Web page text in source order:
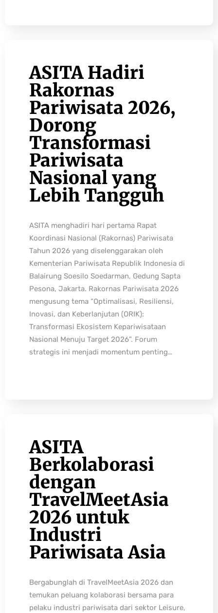
ASITA Hadiri
Rakornas
Pariwisata 2026,
Dorong
Transformasi
Pariwisata
Nasional yang
Lebih Tangguh
ASITA menghadiri hari pertama Rapat
Koordinasi Nasional (Rakornas) Pariwisata
Tahun 2026 yang diselenggarakan oleh
Kementerian Pariwisata Republik Indonesia di
Balairung Soesilo Soedarman, Gedung Sapta
Pesona, Jakarta. Rakornas Pariwisata 2026
mengusung tema “Optimalisasi, Resiliensi,
Inovasi, dan Keberlanjutan (ORIK):
Transformasi Ekosistem Kepariwisataan
Nasional Menuju Target 2026”. Forum
strategis ini menjadi momentum penting…
ASITA
Berkolaborasi
dengan
TravelMeetAsia
2026 untuk
Industri
Pariwisata Asia
Bergabunglah di TravelMeetAsia 2026 dan
temukan peluang kolaborasi bersama para
pelaku industri pariwisata dari sektor Leisure,